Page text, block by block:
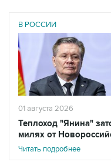
В РОССИИ
01 августа 2026
Теплоход "Янина"
милях от
Читать подробнее